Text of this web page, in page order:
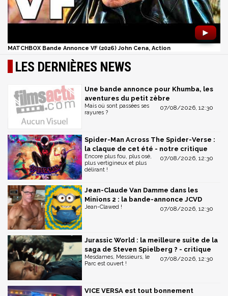
►
MATCHBOX Bande Annonce VF (2026) John Cena, Action
LES DERNIÈRES NEWS
Une bande annonce pour Khumba, les
aventures du petit zèbre
07/08/2026, 12:30
Mais où sont passées ses
rayures ?
Spider-Man Across The Spider-Verse :
la claque de cet été - notre critique
07/08/2026, 12:30
Encore plus fou, plus osé,
plus vertigineux et plus
délirant !
Jean-Claude Van Damme dans les
Minions 2 : la bande-annonce JCVD
07/08/2026, 12:30
Jean-Clawed !
Jurassic World : la meilleure suite de la
saga de Steven Spielberg ? - critique
07/08/2026, 12:30
Mesdames, Messieurs, le
Parc est ouvert !
VICE VERSA est tout bonnement